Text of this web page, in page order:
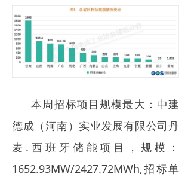
本周招标项目规模最大：中建
德成（河南）实业发展有限公司丹
麦.西班牙储能项目，规模：
1652.93MW/2427.72MWh,招标单